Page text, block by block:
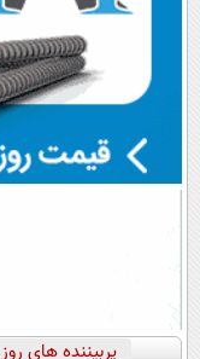
پربیننده های روز